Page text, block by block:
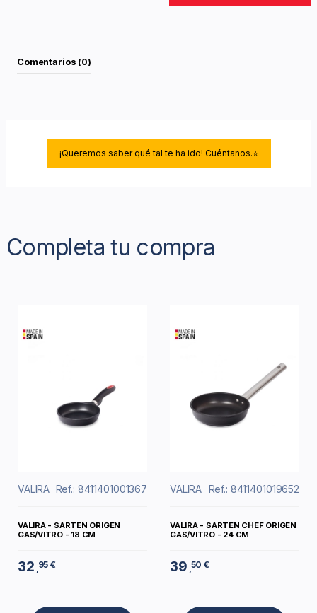
Comentarios (0)
¡Queremos saber qué tal te ha ido! Cuéntanos.⭐
Completa tu compra
VALIRA Ref.: 8411401001367
VALIRA - SARTEN ORIGEN
GAS/VITRO - 18 CM
32 95 €
VALIRA Ref.: 8411401019652
VALIRA - SARTEN CHEF ORIGEN
GAS/VITRO - 24 CM
39 ,50 €